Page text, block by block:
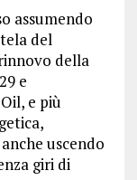
assumendo
del
della
e
e più
uscendo
giri di